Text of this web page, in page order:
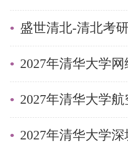
盛世清北-清北考
2027年清华大学